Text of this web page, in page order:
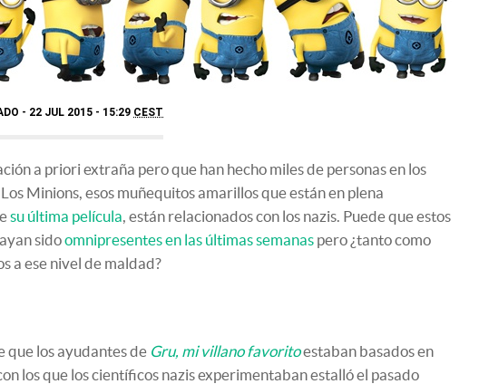
22 JUL 2015 - 15:29 CEST
a priori extraña pero que han hecho miles de personas en los
Minions, esos muñequitos amarillos que están en plena
su última película, están relacionados con los nazis. Puede que estos
sidoomnipresentes en las últimas semanas pero ¿tanto como
a ese nivel de maldad?
que los ayudantes de Gru, mi villano favoritoestaban basados en
los que los científicos nazis experimentaban estalló el pasado